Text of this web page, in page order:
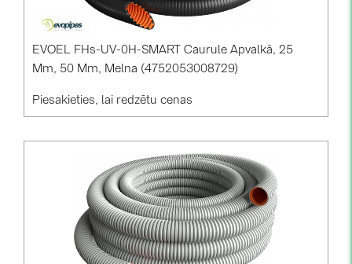
PROJOY (3)
PRYSMIAN DRAKA (18)
PYLONTECH (19)
QILOWATT (3)
Solinteg (4)
Stäubli (2)
EVOEL FHs-UV-0H-SMART Caurule Apvalkā, 25
Mm, 50 Mm, Melna (4752053008729)
Piesakieties, lai redzētu cenas